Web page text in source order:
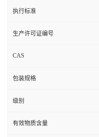
执行标准
生产许可证编号
CAS
包装规格
级别
有效物质含量